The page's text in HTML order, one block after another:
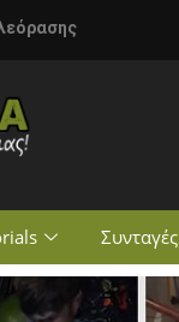
Συνταγές